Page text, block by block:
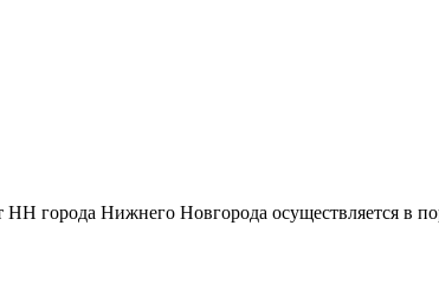
города Нижнего Новгорода осуществляется в